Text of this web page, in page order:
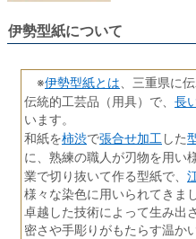
伊勢型紙について
※伊勢型紙とは、三重県に
伝統的工芸品（用具）で、 長
います。
和紙を柿渋で張合せ加工 した
に、熟練の職人が刃物を用い
業で切り抜いて作る型紙で、
様々な染色に用いられてきまし
卓越した技術によって生み出
密さや手彫りがもたらす温か